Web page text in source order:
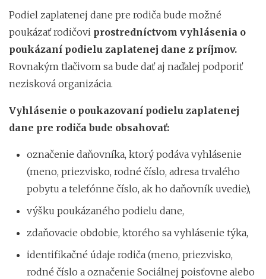
Podiel zaplatenej dane pre rodiča bude možné
poukázať rodičovi prostredníctvom vyhlásenia o
poukázaní podielu zaplatenej dane z príjmov.
Rovnakým tlačivom sa bude dať aj naďalej podporiť
nezisková organizácia.
Vyhlásenie o poukazovaní podielu zaplatenej
dane pre rodiča bude obsahovať:
označenie daňovníka, ktorý podáva vyhlásenie
(meno, priezvisko, rodné číslo, adresa trvalého
pobytu a telefónne číslo, ak ho daňovník uvedie),
výšku poukázaného podielu dane,
zdaňovacie obdobie, ktorého sa vyhlásenie týka,
identifikačné údaje rodiča (meno, priezvisko,
rodné číslo a označenie Sociálnej poisťovne alebo